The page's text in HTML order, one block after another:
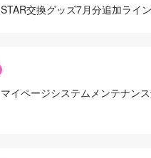
STAR交換グッズ7月分追加ライ
マイページシステムメンテナン